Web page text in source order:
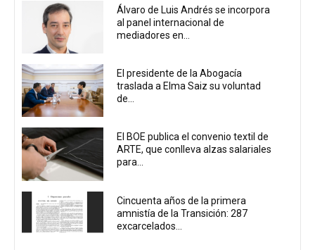
Álvaro de Luis Andrés se incorpora
al panel internacional de
mediadores en...
El presidente de la Abogacía
traslada a Elma Saiz su voluntad
de...
El BOE publica el convenio textil de
ARTE, que conlleva alzas salariales
para...
Cincuenta años de la primera
amnistía de la Transición: 287
excarcelados...